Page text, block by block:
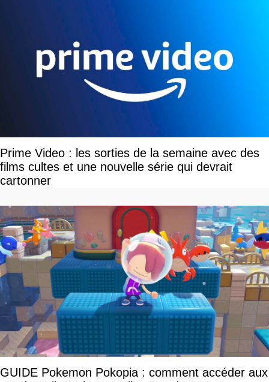
Prime Video : les sorties de la semaine avec des
films cultes et une nouvelle série qui devrait
cartonner
GUIDE Pokemon Pokopia : comment accéder aux